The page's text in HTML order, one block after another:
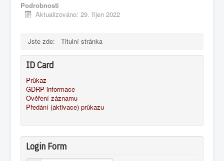
Podrobnosti
Aktualizováno: 29. říjen 2022
Jste zde: Titulní stránka
ID Card
Průkaz
GDRP informace
Ověření záznamu
Předání (aktivace) průkazu
Login Form